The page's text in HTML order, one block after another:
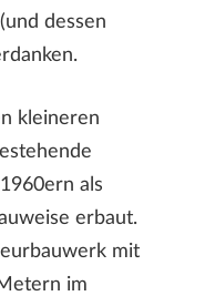
(und dessen
kleineren
als
erbaut.
mit
im